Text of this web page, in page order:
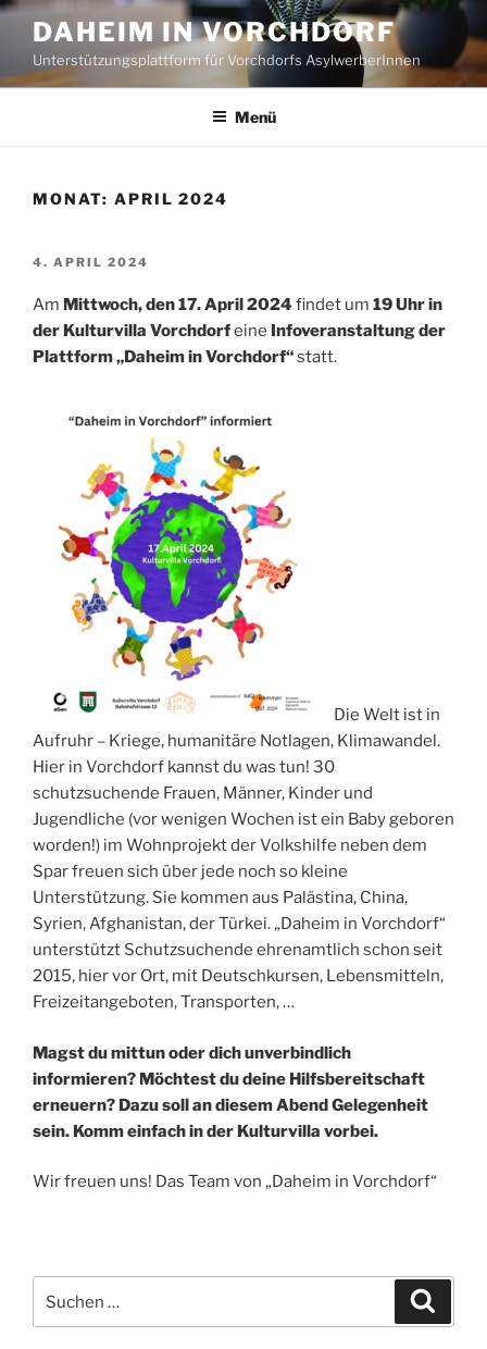
Zum
Inhalt
springen
DAHEIM IN VORCHDORF
Unterstützungsplattform für Vorchdorfs AsylwerberInnen
Menü
MONAT: APRIL 2024
VERÖFFENTLICHT
4. APRIL 2024
Am Mittwoch, den 17. April 2024 findet um 19 Uhr in
der Kulturvilla Vorchdorfeine Infoveranstaltung der
Plattform „Daheim in Vorchdorf“statt.
Die Welt ist in
Aufruhr – Kriege, humanitäre Notlagen, Klimawandel.
Hier in Vorchdorf kannst du was tun! 30
schutzsuchende Frauen, Männer, Kinder und
Jugendliche (vor wenigen Wochen ist ein Baby geboren
worden!) im Wohnprojekt der Volkshilfe neben dem
Spar freuen sich über jede noch so kleine
Unterstützung. Sie kommen aus Palästina, China,
Syrien, Afghanistan, der Türkei. „Daheim in Vorchdorf“
unterstützt Schutzsuchende ehrenamtlich schon seit
2015, hier vor Ort, mit Deutschkursen, Lebensmitteln,
Freizeitangeboten, Transporten, …
Magst du mittun oder dich unverbindlich
informieren? Möchtest du deine Hilfsbereitschaft
erneuern? Dazu soll an diesem Abend Gelegenheit
sein. Komm einfach in der Kulturvilla vorbei.
Wir freuen uns! Das Team von „Daheim in Vorchdorf“
nach: